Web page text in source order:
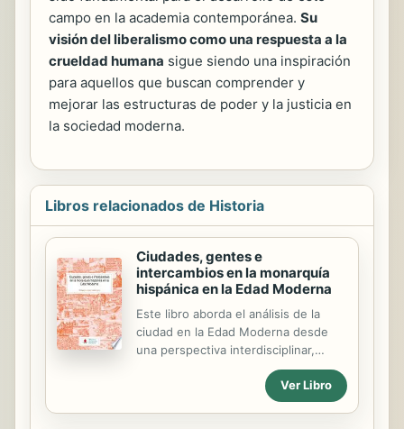
campo en la academia contemporánea. Su
visión del liberalismo como una respuesta a la
crueldad humana sigue siendo una inspiración
para aquellos que buscan comprender y
mejorar las estructuras de poder y la justicia en
la sociedad moderna.
Libros relacionados de Historia
Ciudades, gentes e
intercambios en la monarquía
hispánica en la Edad Moderna
Este libro aborda el análisis de la
ciudad en la Edad Moderna desde
una perspectiva interdisciplinar,
estudiando la interacción entre las
instituciones de la Monarquía, la
Iglesia, los órganos de gobierno
Ver Libro